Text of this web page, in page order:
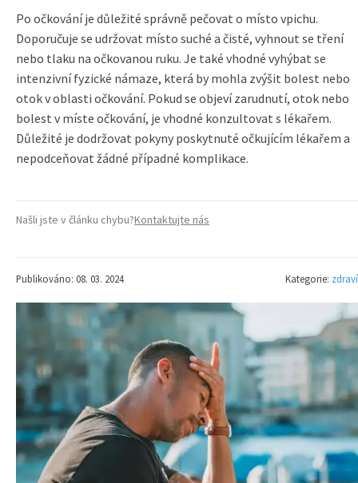
Po očkování je důležité správně pečovat o místo vpichu.
Doporučuje se udržovat místo suché a čisté, vyhnout se tření
nebo tlaku na očkovanou ruku. Je také vhodné vyhýbat se
intenzivní fyzické námaze, která by mohla zvýšit bolest nebo
otok v oblasti očkování. Pokud se objeví zarudnutí, otok nebo
bolest v míste očkování, je vhodné konzultovat s lékařem.
Důležité je dodržovat pokyny poskytnuté očkujícím lékařem a
nepodceňovat žádné případné komplikace.
Našli jste v článku chybu?Kontaktujte nás
Publikováno: 08. 03. 2024 Kategorie: zdraví